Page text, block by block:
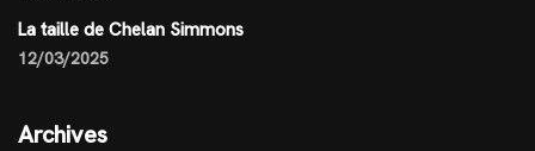
La taille de Chelan Simmons
12/03/2025
Archives